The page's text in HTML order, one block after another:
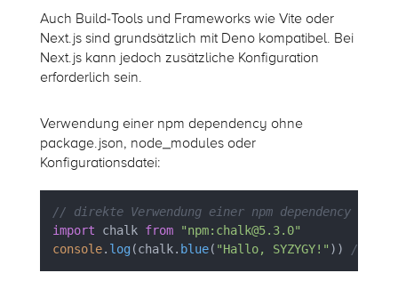
Auch Build-Tools und Frameworks wie Vite oder
Next.js sind grundsätzlich mit Deno kompatibel. Bei
Next.js kann jedoch zusätzliche Konfiguration
erforderlich sein.
Verwendung einer npm dependency ohne
package.json, node_modules oder
Konfigurationsdatei:
// direkte Verwendung einer npm dependency
import chalk from
"npm:chalk@5.3.0"
console. log (chalk. blue( "Hallo, SYZYGY!" )) //